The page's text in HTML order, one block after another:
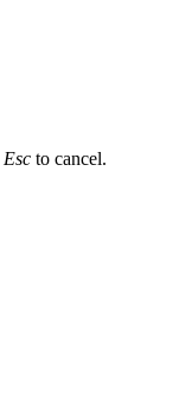
Esc to cancel.